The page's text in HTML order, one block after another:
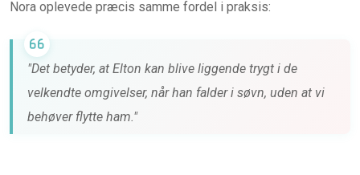
Nora oplevede præcis samme fordel i praksis:
"Det betyder, at Elton kan blive liggende trygt i de
velkendte omgivelser, når han falder i søvn, uden at vi
behøver flytte ham."